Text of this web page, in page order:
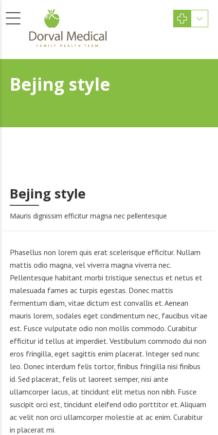
Bejing style
Bejing style
Mauris dignissim efficitur magna nec pellentesque
Phasellus non lorem quis erat scelerisque efficitur. Nullam
mattis odio magna, vel viverra magna viverra nec.
Pellentesque habitant morbi tristique senectus et netus et
malesuada fames ac turpis egestas. Donec mattis
fermentum diam, vitae dictum est convallis et. Aenean
mauris lorem, sodales eget condimentum nec, faucibus vitae
est. Fusce vulputate odio non mollis commodo. Curabitur
efficitur id tellus at imperdiet. Vestibulum commodo dui non
eros fringilla, eget sagittis enim placerat. Integer sed nunc
leo. Donec interdum felis tortor, finibus fringilla nisi finibus
id. Sed placerat, felis ut laoreet semper, nisi ante
ullamcorper lacus, at tincidunt elit metus non nibh. Fusce
suscipit orci est, tincidunt eleifend odio porttitor et. Aliquam
ac velit non orci ullamcorper molestie at ac enim. Curabitur
in placerat mi.